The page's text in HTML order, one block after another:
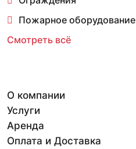
Пожарное оборудование
Смотреть всё
О компании
Услуги
Аренда
Оплата и Доставка